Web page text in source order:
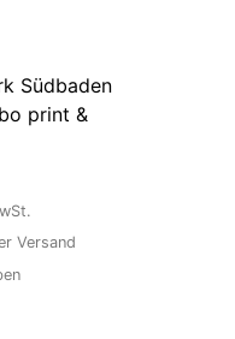
Südbaden
print &
Versand